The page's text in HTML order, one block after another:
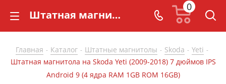
Штатная магнитола на Skoda Yeti (2009-2018) 7 дюймов IPS Android 9 (4 ядра RAM 1GB ROM 16GB) - купить в СarBaza
0
Главная - Каталог - Штатные магнитолы - Skoda - Yeti -
Штатная магнитола на Skoda Yeti (2009-2018) 7 дюймов IPS
Android 9 (4 ядра RAM 1GB ROM 16GB)